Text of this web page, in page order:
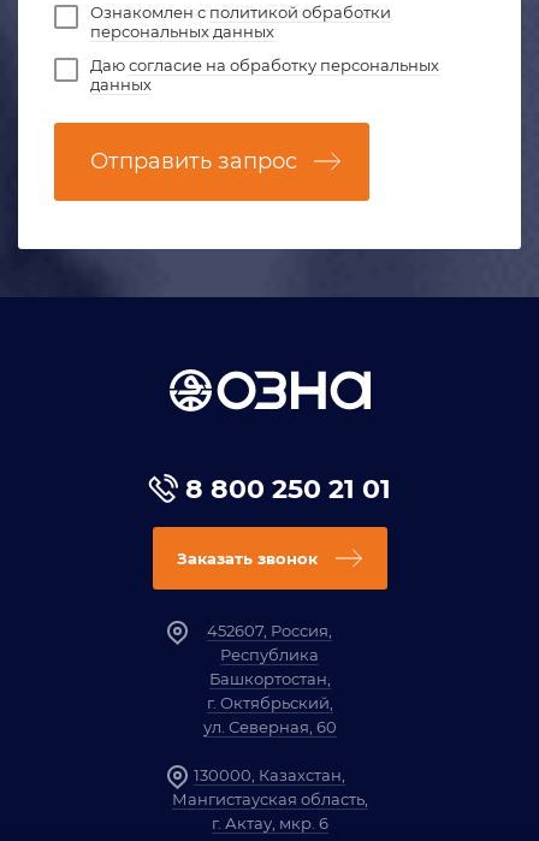
Ознакомлен с политикой обработки
персональных данных
Даюсогласие на обработку персональных
данных
Отправить запрос
8 800 250 21 01
Заказать звонок
452607, Россия,
Республика
Башкортостан,
г. Октябрьский,
ул. Северная, 60
130000, Казахстан,
Мангистауская область,
г. Актау, мкр. 6